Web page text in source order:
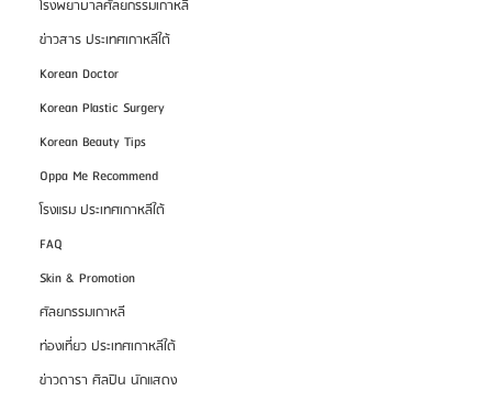
โรงพยาบาลศัลยกรรมเกาหลี
ข่าวสาร ประเทศเกาหลีใต้
Korean Doctor
Korean Plastic Surgery
Korean Beauty Tips
Oppa Me Recommend
โรงแรม ประเทศเกาหลีใต้
FAQ
Skin & Promotion
ศัลยกรรมเกาหลี
ท่องเที่ยว ประเทศเกาหลีใต้
ข่าวดารา ศิลปิน นักแสดง